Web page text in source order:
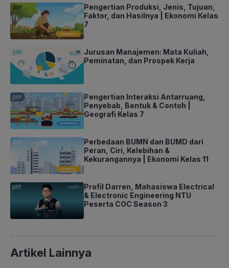
Pengertian Produksi, Jenis, Tujuan,
Faktor, dan Hasilnya | Ekonomi Kelas
7
Jurusan Manajemen: Mata Kuliah,
Peminatan, dan Prospek Kerja
Pengertian Interaksi Antarruang,
Penyebab, Bentuk & Contoh |
Geografi Kelas 7
Perbedaan BUMN dan BUMD dari
Peran, Ciri, Kelebihan &
Kekurangannya | Ekonomi Kelas 11
Profil Darren, Mahasiswa Electrical
& Electronic Engineering NTU
Peserta COC Season 3
Artikel Lainnya